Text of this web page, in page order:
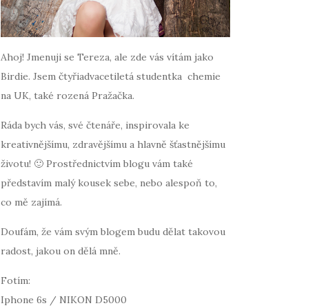
Ahoj! Jmenuji se Tereza, ale zde vás vítám jako
Birdie. Jsem čtyřiadvacetiletá studentka chemie
na UK, také rozená Pražačka.
Ráda bych vás, své čtenáře, inspirovala ke
kreativnějšímu, zdravějšímu a hlavně šťastnějšímu
životu! 🙂 Prostřednictvím blogu vám také
představím malý kousek sebe, nebo alespoň to,
co mě zajímá.
Doufám, že vám svým blogem budu dělat takovou
radost, jakou on dělá mně.
Fotím:
Iphone 6s / NIKON D5000